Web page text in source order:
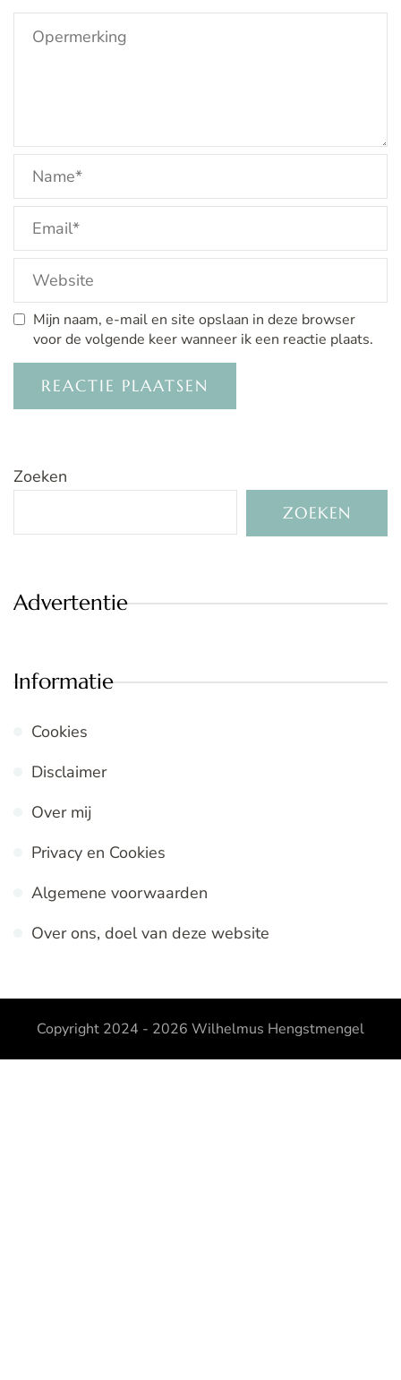
Mijn naam, e-mail en site opslaan in deze browser
voor de volgende keer wanneer ik een reactie plaats.
Zoeken
ZOEKEN
Advertentie
Informatie
Cookies
Disclaimer
Over mij
Privacy en Cookies
Algemene voorwaarden
Over ons, doel van deze website
Copyright 2024 - 2026 Wilhelmus Hengstmengel